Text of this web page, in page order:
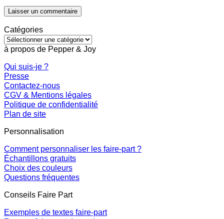
Catégories
Catégories
à propos de Pepper & Joy
Qui suis-je ?
Presse
Contactez-nous
CGV & Mentions légales
Politique de confidentialité
Plan de site
Personnalisation
Comment personnaliser les faire-part ?
Échantillons gratuits
Choix des couleurs
Questions fréquentes
Conseils Faire Part
Exemples de textes faire-part